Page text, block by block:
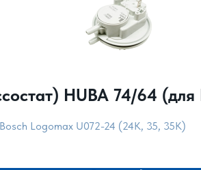
HUBA 74/64 (для
Logomax U072-24 (24K, 35, 35K)